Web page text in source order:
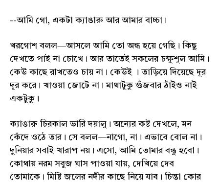
--আমি গো, একটা ক্যাঙারু আর আমার বাচ্চা।
খরগোশ বলল—আসলে আমি তো অন্ধ হয়ে গেছি। কিছু
দেখতে পাই না চোখে। আর তাতেই সকলের চক্ষুশূল আমি।
কেউ কাছে রাখতেও চায় না। কেউই । তাড়িয়ে দিয়েছে দূর
দূর করে। খাওয়া জোটে না। মাথাটুকু গুঁজবার ঠাঁইও নাই
একটুকু।
ক্যাঙারু চিরকাল ভারি দয়ালু। অন্যের কষ্ট দেখলে, মন
কেঁদে ওঠে তার। সে বলল—নাগো, না। এভাবে বোল না।
দুনিয়ার সবাই খারাপ নয়। এসো, আমি তোমার বন্ধু হবো।
কোথায় নরম সবুজ ঘাস পাওয়া যায়, দেখিয়ে দেব
তোমাকে। মিষ্টি জলের নদীর কাছে নিয়ে যাব। চিন্তা কোর